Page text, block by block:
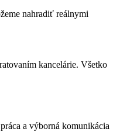
nahradiť reálnymi
kancelárie. Všetko
a výborná komunikácia